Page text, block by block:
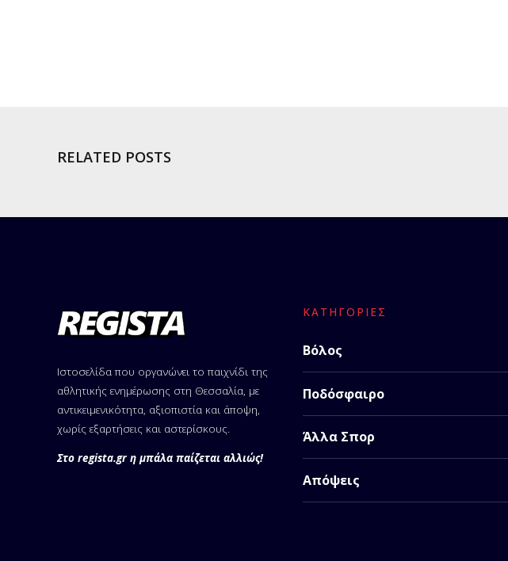
RELATED POSTS
Ιστοσελίδα που οργανώνει το παιχνίδι της
αθλητικής ενημέρωσης στη Θεσσαλία, με
αντικειμενικότητα, αξιοπιστία και άποψη,
χωρίς εξαρτήσεις και αστερίσκους.
Στο regista.gr η μπάλα παίζεται αλλιώς!
ΚΑΤΗΓΟΡΊΕΣ
Βόλος
Ποδόσφαιρο
Άλλα Σπορ
Απόψεις